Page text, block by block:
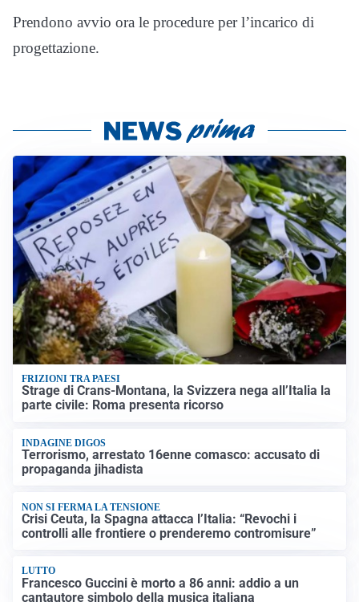
Prendono avvio ora le procedure per l’incarico di
progettazione.
FRIZIONI TRA PAESI
Strage di Crans-Montana, la Svizzera nega all’Italia la
parte civile: Roma presenta ricorso
INDAGINE DIGOS
Terrorismo, arrestato 16enne comasco: accusato di
propaganda jihadista
NON SI FERMA LA TENSIONE
Crisi Ceuta, la Spagna attacca l’Italia: “Revochi i
controlli alle frontiere o prenderemo contromisure”
LUTTO
Francesco Guccini è morto a 86 anni: addio a un
cantautore simbolo della musica italiana